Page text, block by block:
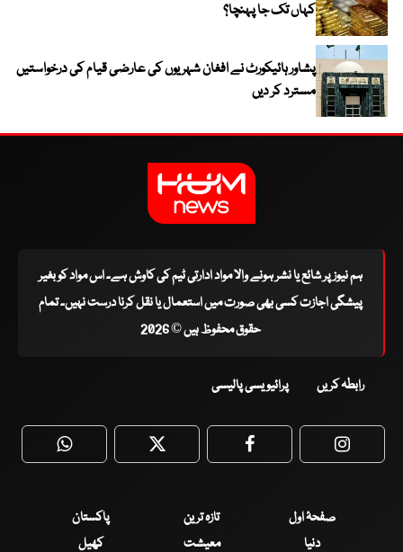
کہاں تک جا پہنچا؟
پشاور ہائیکورٹ نے افغان شہریوں کی عارضی قیام کی درخواستیں
مسترد کر دیں
ہم نیوز پر شائع یا نشر ہونے والا مواد ادارتی ٹیم کی کاوش ہے۔ اس مواد کو بغیر
پیشگی اجازت کسی بھی صورت میں استعمال یا نقل کرنا درست نہیں۔ تمام
حقوق محفوظ ہیں © 2026
رابطہ کریں پرائیویسی پالیسی
WhatsApp Twitter Facebook
صفحۂ اول تازہ ترین
پاکستان
دنیا
معیشت کھیل